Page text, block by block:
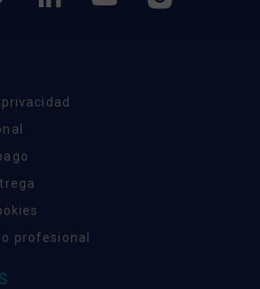
profesional